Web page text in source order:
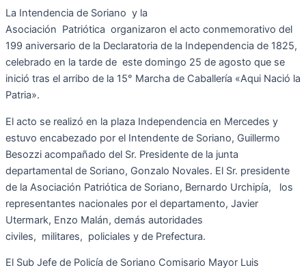
La Intendencia de Soriano y la
Asociación Patriótica organizaron el acto conmemorativo del
199 aniversario de la Declaratoria de la Independencia de 1825,
celebrado en la tarde de este domingo 25 de agosto que se
inició tras el arribo de la 15° Marcha de Caballería «Aqui Nació la
Patria».
El acto se realizó en la plaza Independencia en Mercedes y
estuvo encabezado por el Intendente de Soriano, Guillermo
Besozzi acompañado del Sr. Presidente de la junta
departamental de Soriano, Gonzalo Novales. El Sr. presidente
de la Asociación Patriótica de Soriano, Bernardo Urchipía,
los
representantes nacionales por el departamento, Javier
Utermark, Enzo Malán, demás autoridades
civiles, militares, policiales y de Prefectura.
El Sub Jefe de Policía de Soriano Comisario Mayor Luis